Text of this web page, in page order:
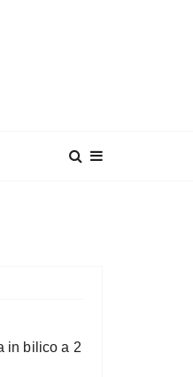
in bilico a 2